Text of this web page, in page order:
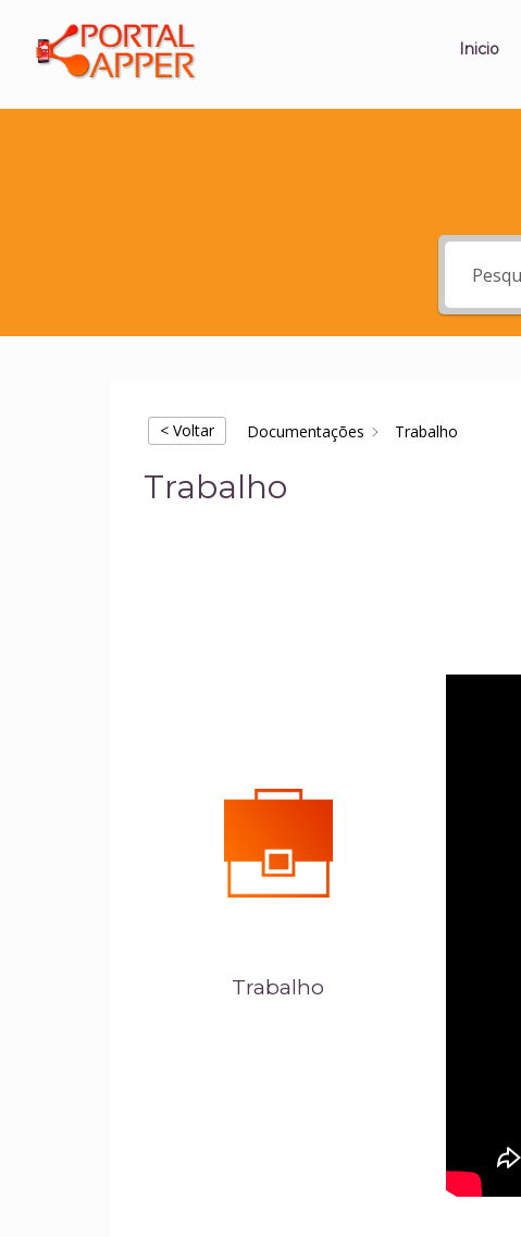
Inicio
< Voltar Documentações Trabalho
Trabalho
Trabalho